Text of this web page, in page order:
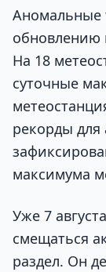
Аномальные
обновлению
На 18
суточные
рекорды для
максимума
Уже 7
смещаться
раздел. Он